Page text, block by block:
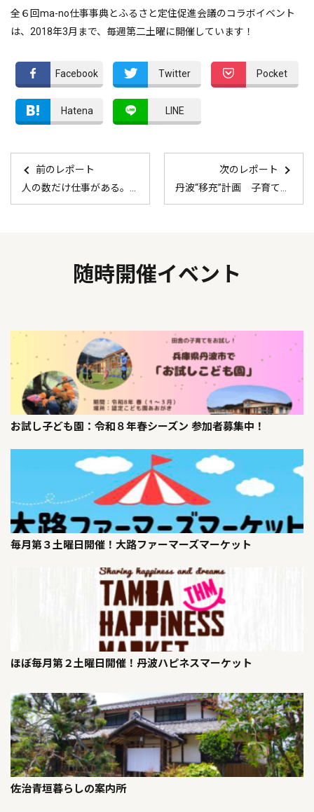
全６回ma-no仕事事典とふるさと定住促進会議のコラボイベント
は、2018年3月まで、毎週第二土曜に開催しています！
Facebook Twitter Pocket
Hatena LINE
前のレポート
人の数だけ仕事がある。ma-no仕事事典 vol.1 井口元
次のレポート
丹波“移充”計画 子育てママのぜんざい交流会 レポート
随時開催イベント
お試し子ども園：令和８年春シーズン 参加者募集中！
毎月第３土曜日開催！大路ファーマーズマーケット
ほぼ毎月第２土曜日開催！丹波ハピネスマーケット
佐治青垣暮らしの案内所